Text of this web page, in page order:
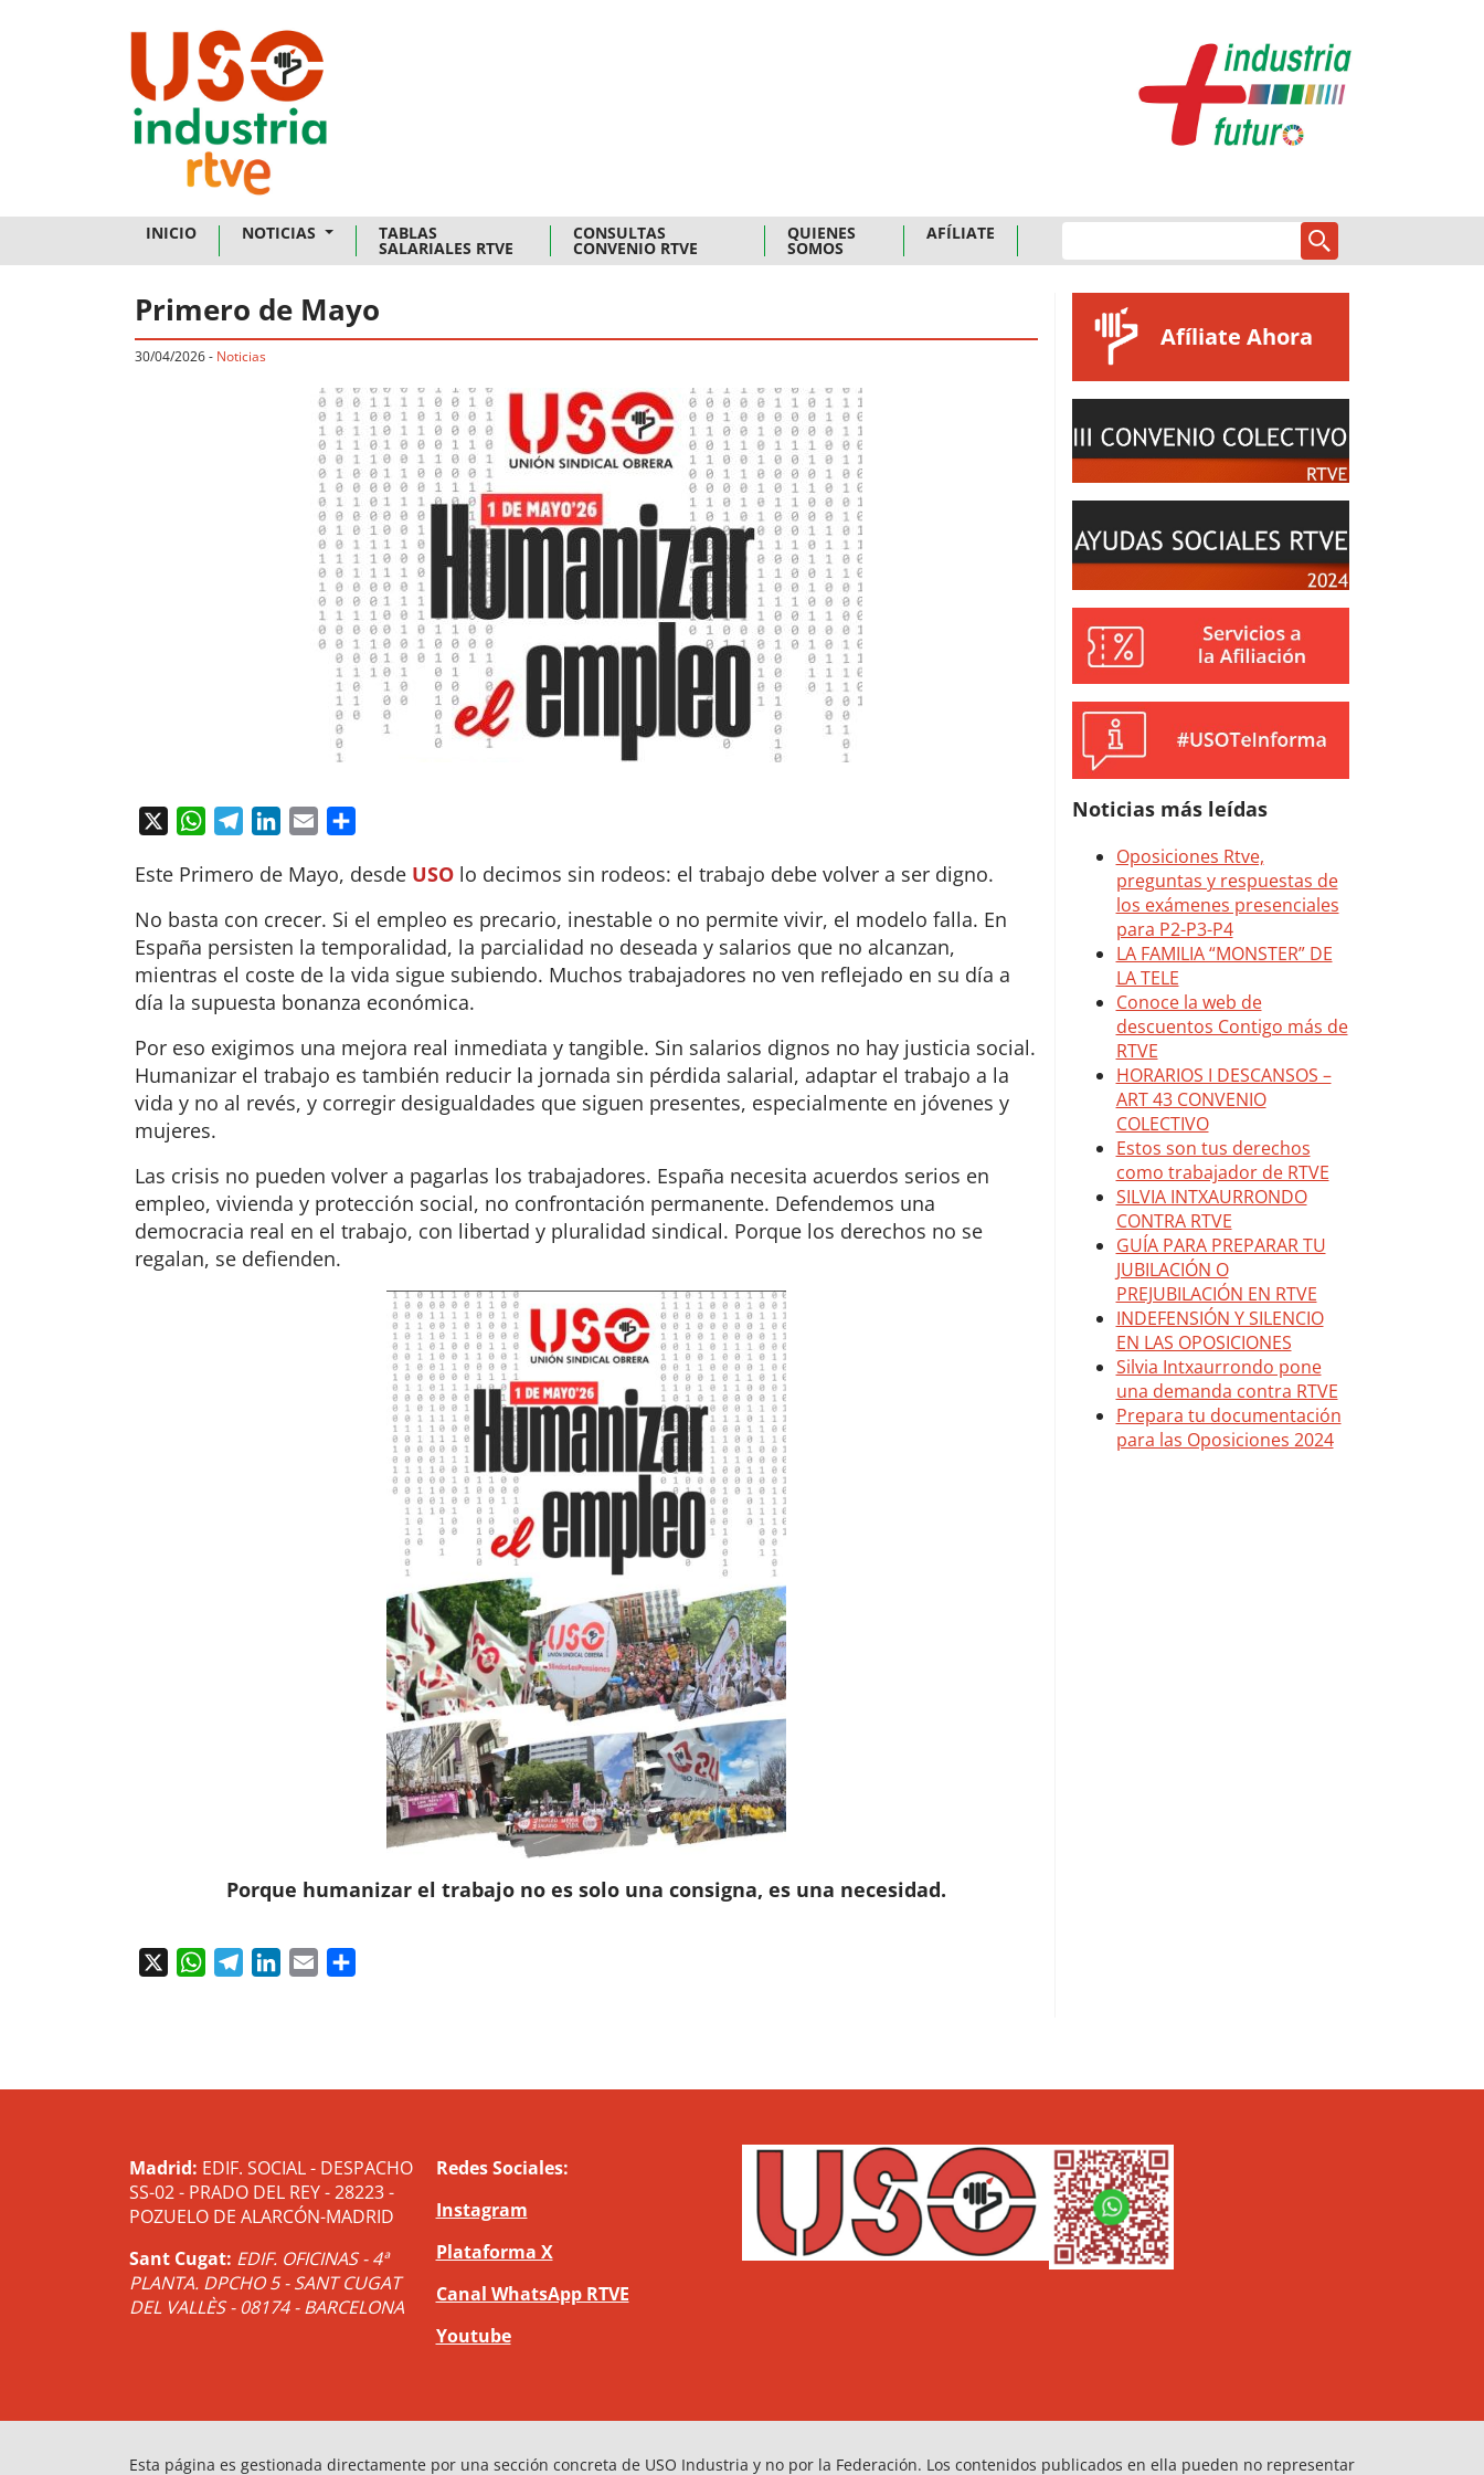
INICIO NOTICIAS TABLAS
SALARIALES RTVE
CONSULTAS
CONVENIO RTVE
QUIENES
SOMOS
AFÍLIATE
Primero de Mayo
30/04/2026- Noticias
WhatsAppTelegramLinkedIn
Email
Este Primero de Mayo, desde USO lo decimos sin rodeos: el trabajo debe volver a ser digno.
No basta con crecer. Si el empleo es precario, inestable o no permite vivir, el modelo falla. En
España persisten la temporalidad, la parcialidad no deseada y salarios que no alcanzan,
mientras el coste de la vida sigue subiendo. Muchos trabajadores no ven reflejado en su día a
día la supuesta bonanza económica.
Por eso exigimos una mejora real inmediata y tangible. Sin salarios dignos no hay justicia social.
Humanizar el trabajo es también reducir la jornada sin pérdida salarial, adaptar el trabajo a la
vida y no al revés, y corregir desigualdades que siguen presentes, especialmente en jóvenes y
mujeres.
Las crisis no pueden volver a pagarlas los trabajadores. España necesita acuerdos serios en
empleo, vivienda y protección social, no confrontación permanente. Defendemos una
democracia real en el trabajo, con libertad y pluralidad sindical. Porque los derechos no se
regalan, se defienden.
Porque humanizar el trabajo no es solo una consigna, es una necesidad.
WhatsAppTelegramLinkedIn
Email
Afíliate Ahora
Noticias más leídas
Madrid: EDIF. SOCIAL - DESPACHO
SS-02 - PRADO DEL REY - 28223 -
POZUELO DE ALARCÓN-MADRID
Sant Cugat: EDIF. OFICINAS - 4ª
PLANTA. DPCHO 5 - SANT CUGAT
DEL VALLÈS - 08174 - BARCELONA
Redes Sociales:
Instagram
Plataforma X
Canal WhatsApp RTVE
Youtube
Esta página es gestionada directamente por una sección concreta de USO Industria y no por la Federación. Los contenidos publicados en ella pueden no representar